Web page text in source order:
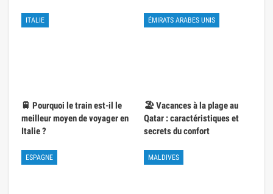
ITALIE
🚆 Pourquoi le train est-il le
meilleur moyen de voyager en
Italie ?
ÉMIRATS ARABES UNIS
🏖️ Vacances à la plage au
Qatar : caractéristiques et
secrets du confort
ESPAGNE MALDIVES